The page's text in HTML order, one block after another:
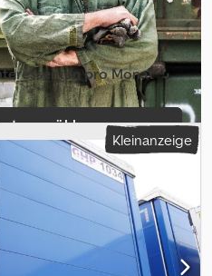
pro Monat
auswählen
erstellen
Kleinanzeige